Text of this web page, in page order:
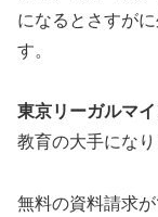
になるとさすが
す。
東京リーガルマ
教育の大手になり
無料の資料請求